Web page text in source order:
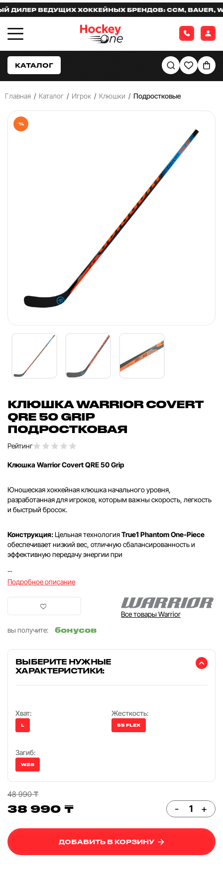
ВЕДУЩИХ ХОККЕЙНЫХ БРЕНДОВ: CCM, BAUER,
КАТАЛОГ
Главная / Каталог / Игрок / Клюшки / Подростковые
%
КЛЮШКА WARRIOR COVERT
QRE 50 GRIP
ПОДРОСТКОВАЯ
Рейтинг
Клюшка Warrior Covert QRE 50 Grip
Юношеская хоккейная клюшка начального уровня,
разработанная для игроков, которым важны скорость, легкость
и быстрый бросок.
Конструкция:Цельная технологияTrue1 Phantom One-Piece
обеспечивает низкий вес, отличную сбалансированность и
эффективную передачу энергии при
...
Подробное описание
Все товары Warrior
вы получите:
бонусов
ВЫБЕРИТЕ НУЖНЫЕ
ХАРАКТЕРИСТИКИ:
Хват:
L
Жесткость:
55 FLEX
Загиб:
W28
48 990 ₸
38 990 ₸ - +
ДОБАВИТЬ В КОРЗИНУ